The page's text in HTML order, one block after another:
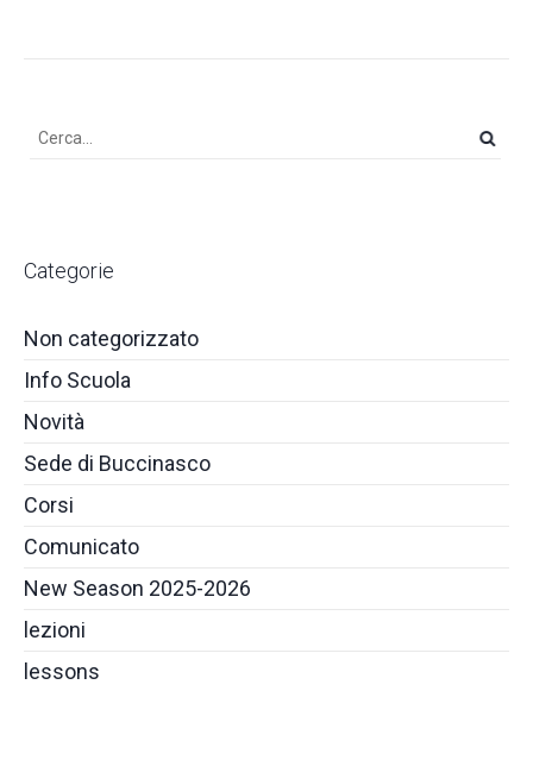
Categorie
Non categorizzato
Info Scuola
Novità
Sede di Buccinasco
Corsi
Comunicato
New Season 2025-2026
lezioni
lessons